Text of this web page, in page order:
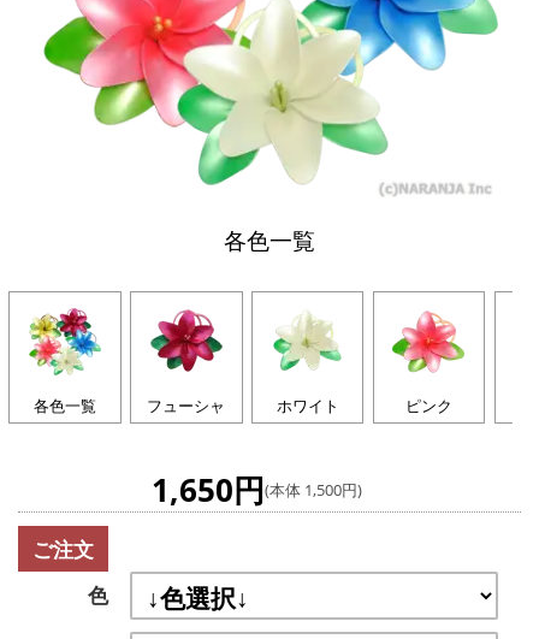
各色一覧
各色一覧 フューシャ ホワイト ピンク
1,650円(本体 1,500円)
ご注文
色